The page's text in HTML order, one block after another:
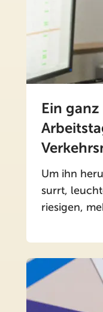
Ein
Um ihn
surrt,
riesigen,